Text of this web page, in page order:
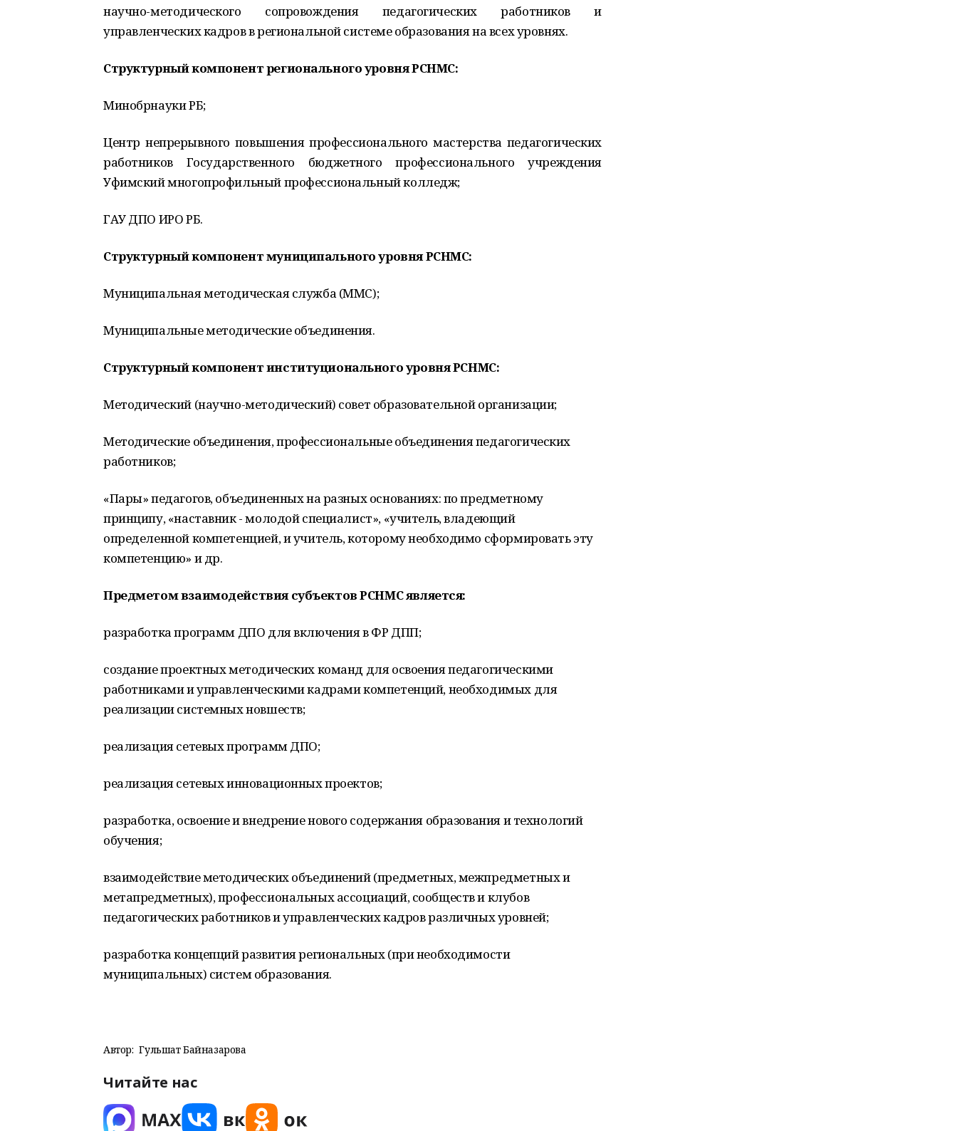
научно-методического сопровождения педагогических работников и
управленческих кадров в региональной системе образования на всех уровнях.
Структурный компонент регионального уровня РСНМС:
Минобрнауки РБ;
Центр непрерывного повышения профессионального мастерства педагогических
работников Государственного бюджетного профессионального учреждения
Уфимский многопрофильный профессиональный колледж;
ГАУ ДПО ИРО РБ.
Структурный компонент муниципального уровня РСНМС:
Муниципальная методическая служба (ММС);
Муниципальные методические объединения.
Структурный компонент институционального уровня РСНМС:
Методический (научно-методический) совет образовательной организации;
Методические объединения, профессиональные объединения педагогических
работников;
«Пары» педагогов, объединенных на разных основаниях: по предметному
принципу, «наставник - молодой специалист», «учитель, владеющий
определенной компетенцией, и учитель, которому необходимо сформировать эту
компетенцию» и др.
Предметом взаимодействия субъектов РСНМС является:
разработка программ ДПО для включения в ФР ДПП;
создание проектных методических команд для освоения педагогическими
работниками и управленческими кадрами компетенций, необходимых для
реализации системных новшеств;
реализация сетевых программ ДПО;
реализация сетевых инновационных проектов;
разработка, освоение и внедрение нового содержания образования и технологий
обучения;
взаимодействие методических объединений (предметных, межпредметных и
метапредметных), профессиональных ассоциаций, сообществ и клубов
педагогических работников и управленческих кадров различных уровней;
разработка концепций развития региональных (при необходимости
муниципальных) систем образования.
Автор: Гульшат Байназарова
Читайте нас